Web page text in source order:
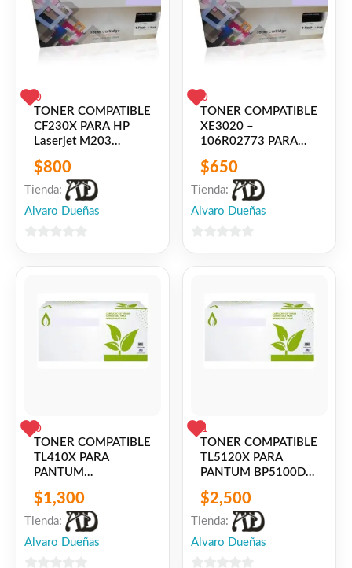
0
TONER COMPATIBLE
CF230X PARA HP
Laserjet M203
$800
Tienda:
Alvaro Dueñas
0
TONER COMPATIBLE
XE3020 –
106R02773 PARA
3020 /
WORKCENTRE 3025
$650
Tienda:
Alvaro Dueñas
0
TONER COMPATIBLE
TL410X PARA
PANTUM
$1,300
Tienda:
Alvaro Dueñas
1
TONER COMPATIBLE
TL5120X PARA
PANTUM BP5100DN
BM5100ADN /
BM5100ADW /
BM5100FDN /
BM5100FDW
$2,500
Tienda:
Alvaro Dueñas